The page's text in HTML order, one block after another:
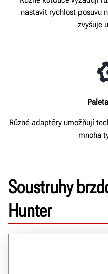
nastavit rychlost posuvu
zvyšuje
Různé adaptéry umožňují
mnoha
Soustruhy
Hunter